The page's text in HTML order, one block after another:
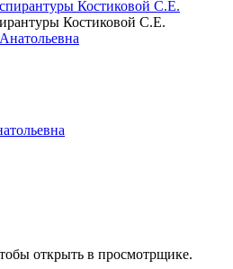
Костиковой С.Е.
открыть в просмотрщике.